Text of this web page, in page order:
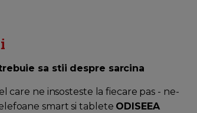
sa stii despre sarcina
ne insosteste la fiecare pas - ne-
smart si tablete ODISEEA